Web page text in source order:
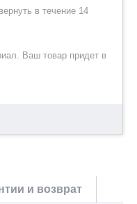
в течение 14
Ваш товар придет в
и возврат